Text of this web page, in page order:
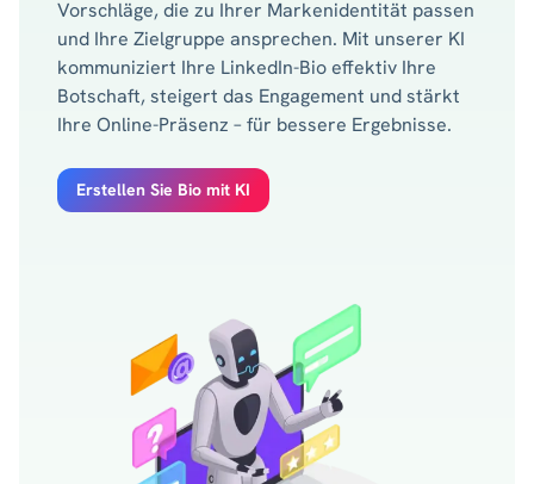
Vorschläge, die zu Ihrer Markenidentität passen
und Ihre Zielgruppe ansprechen. Mit unserer KI
kommuniziert Ihre LinkedIn-Bio effektiv Ihre
Botschaft, steigert das Engagement und stärkt
Ihre Online-Präsenz – für bessere Ergebnisse.
Erstellen Sie Bio mit KI